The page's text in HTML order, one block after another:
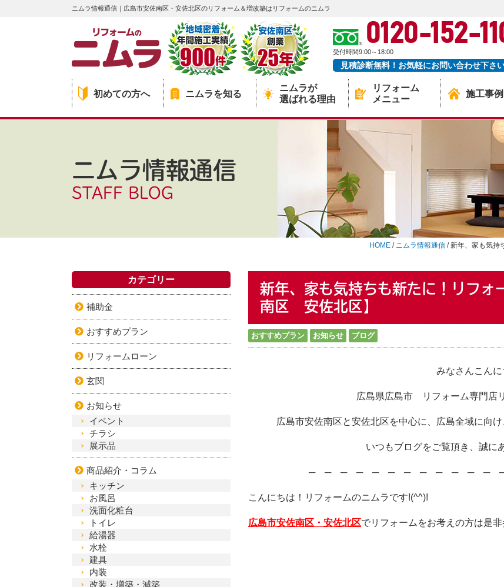
ニムラ情報通信｜広島市安佐南区・安佐北区のリフォーム＆増改築はリフォームのニムラ
0120-152-
受付時間9:00～18:00
見積診断無料！お気軽にお問い合わせ下さ
初めての方へ ニムラを知る
ニムラが
選ばれる理由
リフォーム
メニュー
施工事例
ニムラ情報通信
STAFF BLOG
HOME / ニムラ情報通信 /新年、家も気持
新年、家も気持ちも新たに！リフ
南区 安佐北区】
おすすめプラン お知らせ ブログ
みなさんこんに
広島県広島市 リフォーム専門店
広島市安佐南区と安佐北区を中心に、広島全域に向
いつもブログをご覧頂き、誠に
─ ─ ─ ─ ─ ─ ─ ─ ─ ─ ─ ─
こんにちは！リフォームのニムラです!(^^)!
広島市安佐南区・安佐北区でリフォームをお考えの方は是非
カテゴリー
補助金
おすすめプラン
リフォームローン
玄関
お知らせ
イベント
チラシ
展示品
商品紹介・コラム
キッチン
お風呂
洗面化粧台
トイレ
給湯器
水栓
建具
内装
改装・増築・減築